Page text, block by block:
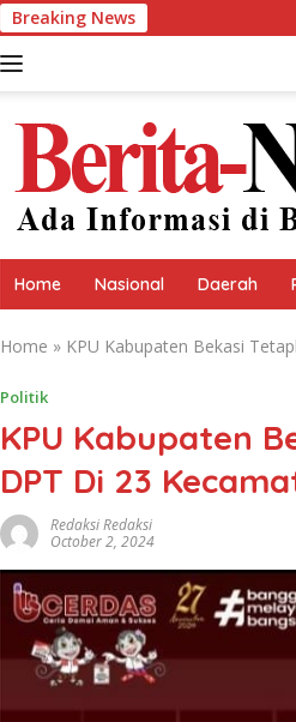
Breaking News
Home Nasional Daerah
Home » KPU Kabupaten Bekasi
Politik
KPU Kabupaten
DPT Di 23
Redaksi Redaksi
October 2, 2024